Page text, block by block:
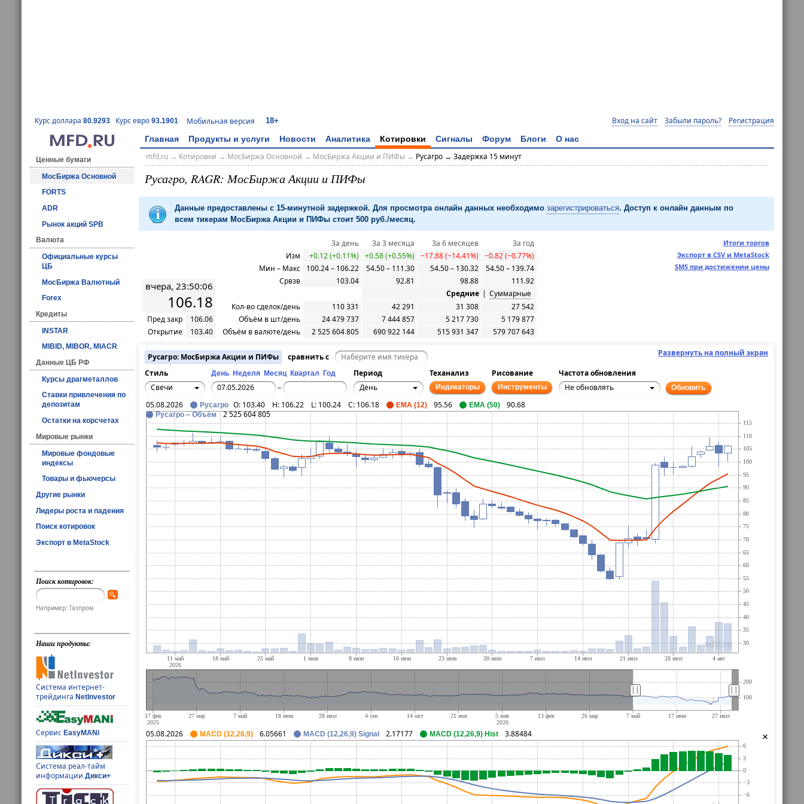
Курс доллара 80.9293 Курс евро 93.1901 Мобильная версия 18+ Вход на сайт Забыли пароль? Регистрация
Главная Продукты и услуги Новости Аналитика Котировки Сигналы Форум Блоги О нас
Ценные бумаги
МосБиржа Основной
FORTS
ADR
Рынок акций SPB
Валюта
Официальные курсы
ЦБ
МосБиржа Валютный
Forex
Кредиты
INSTAR
MIBID, MIBOR, MIACR
Данные ЦБ РФ
Курсы драгметаллов
Ставки привлечения по
депозитам
Остатки на корсчетах
Мировые рынки
Мировые фондовые
индексы
Товары и фьючерсы
Другие рынки
Лидеры роста и падения
Поиск котировок
Экспорт в MetaStock
Поиск котировок:
Например: Газпром
Наши продукты:
Система интернет-
трейдингаNetInvestor
СервисEasyMANi
Система реал-тайм
информацииДикси+
mfd.ru→ Котировки → МосБиржа Основной → МосБиржа Акции и ПИФы→ Русагро → Задержка 15 минут
Русагро, RAGR: МосБиржа Акции и ПИФы
Данные предоставлены с 15-минутной задержкой. Для просмотра онлайн данных необходимо зарегистрироваться. Доступ к онлайн данным по
всем тикерам МосБиржа Акции и ПИФы стоит 500 руб./месяц.
Итоги торгов
Экспорт в CSV и MetaStock
SMS при достижении цены
вчера, 23:50:06
106.18
Пред закр
106.06
Открытие
103.40
За день За 3 месяца За 6 месяцев
За год
Изм
+0.12 (+0.11%) +0.58 (+0.55%) −17.88 (−14.41%)
−0.82 (−0.77%)
Мин – Макс
100.24 – 106.22 54.50 – 111.30 54.50 – 130.32
54.50 – 139.74
Срвзв
103.04 92.81 98.88
111.92
Средние | Суммарные
Кол-во сделок/день
110 331 42 291 31 308
27 542
Объём в шт/день
24 479 737 7 444 857 5 217 730
5 179 877
Объём в валюте/день
2 525 604 805 690 922 144 515 931 347 579 707 643
Развернуть на полный экран
Русагро: МосБиржа Акции и ПИФы
сравнить с
Стиль
День Неделя Месяц Квартал Год Период Теханализ Рисование
Частота обновления
Свечи
– День Индикаторы Инструменты Не обновлять Обновить
|| ||
×
05.08.2026 Русагро O: 103.40 H: 106.22 L: 100.24 C: 106.18 EMA (12) 95.56 EMA (50) 90.68
Русагро – Объём 2 525 604 805
05.08.2026 MACD (12,26,9) 6.05661 MACD (12,26,9) Signal 2.17177 MACD (12,26,9) Hist 3.88484